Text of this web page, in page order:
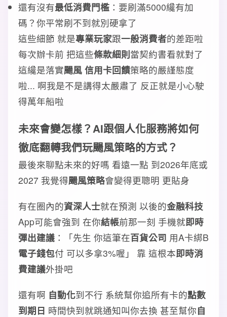
還有沒有最低消費門檻 ：要刷滿5000纔有加
碼？你平常刷不到就別硬拿了
這些細節 就是專業玩家跟一般消費者的差距啦
每次辦卡前 把這些條款細則當契約書看就對了
這纔是落實颺風 信用卡回饋策略的嚴謹態度
啦... 啊我是不是講得太嚴肅了 反正就是小心駛
得萬年船啦
未來會變怎樣？AI跟個人化服務將如何
徹底翻轉我們玩颺風策略的方式？
最後來聊點未來的好嗎 看遠一點 到2026年底或
2027 我覺得颺風策略會變得更聰明 更貼身
有在圈內的資深人士就在預測 以後的金融科技
App可能會強到 在你結帳前那一刻 手機就即時
彈出建議 ：「先生 你這筆在百貨公司 用A卡綁B
電子錢包付 可以多拿3%喔」 靠 這根本即時消
費建議外掛吧
還有啊 自動化到不行 系統幫你追所有卡的點數
到期日 時間快到就跳通知叫你去換 甚至幫你自